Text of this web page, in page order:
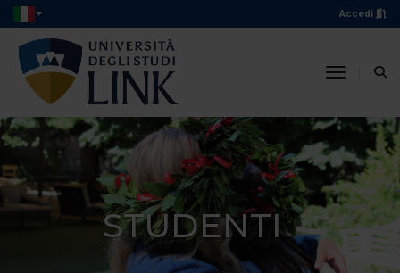
Accedi
toggle
STUDENTI